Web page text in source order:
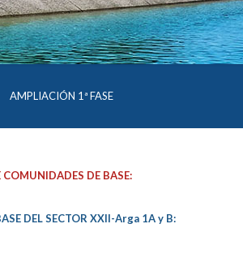
AMPLIACIÓN 1ª FASE
DE BASE:
DEL SECTOR XXII-Arga 1A y B: